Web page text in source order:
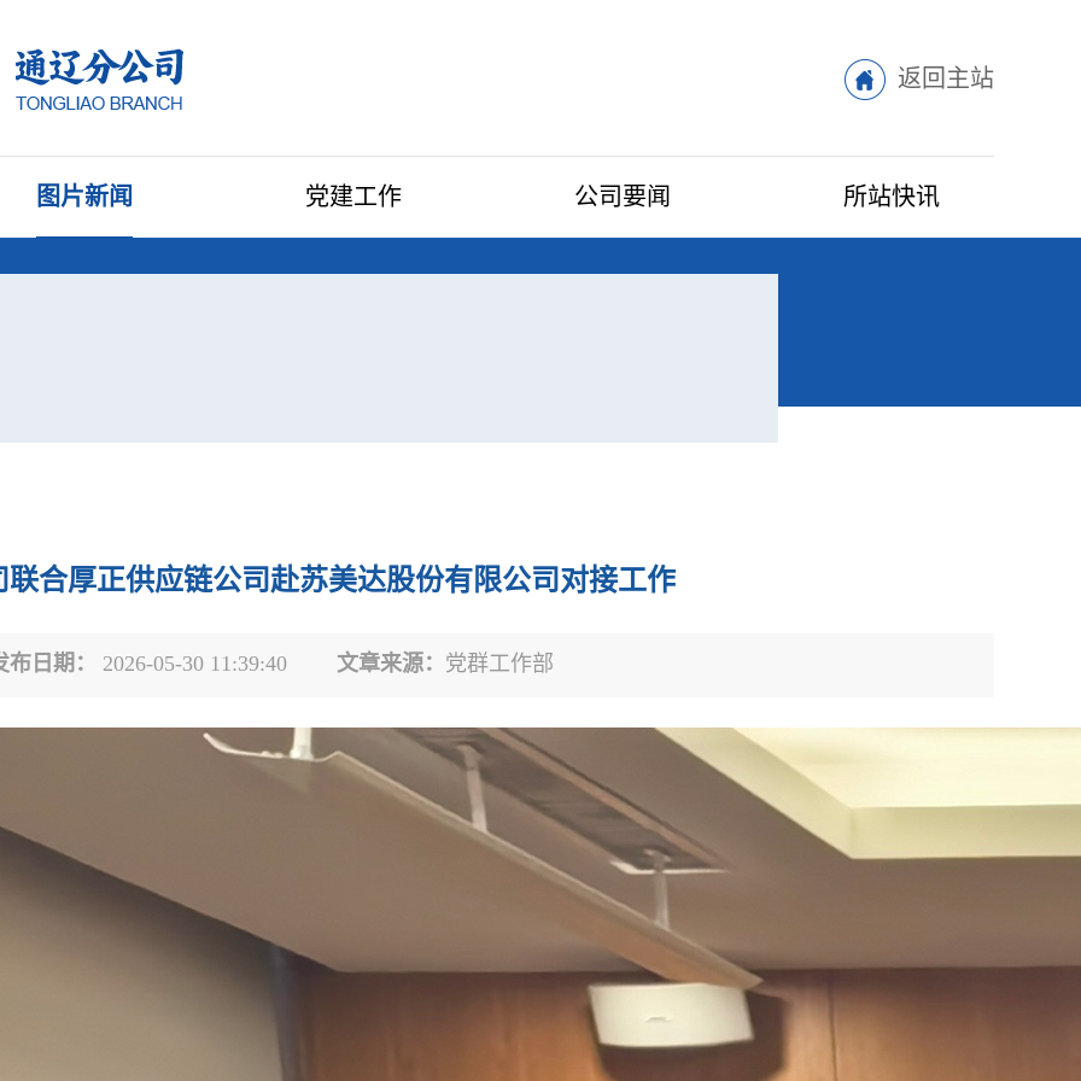
返回主站
图片新闻 党建工作 公司要闻 所站快讯
联合厚正供应链公司赴苏美达股份有限公司对接工作
布日期： 2026-05-30 11:39:40 文章来源： 党群工作部